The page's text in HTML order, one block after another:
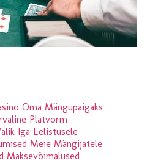
Oma Mängupaigaks
Platvorm
Iga Eelistusele
Meie Mängijatele
Maksevõimalused